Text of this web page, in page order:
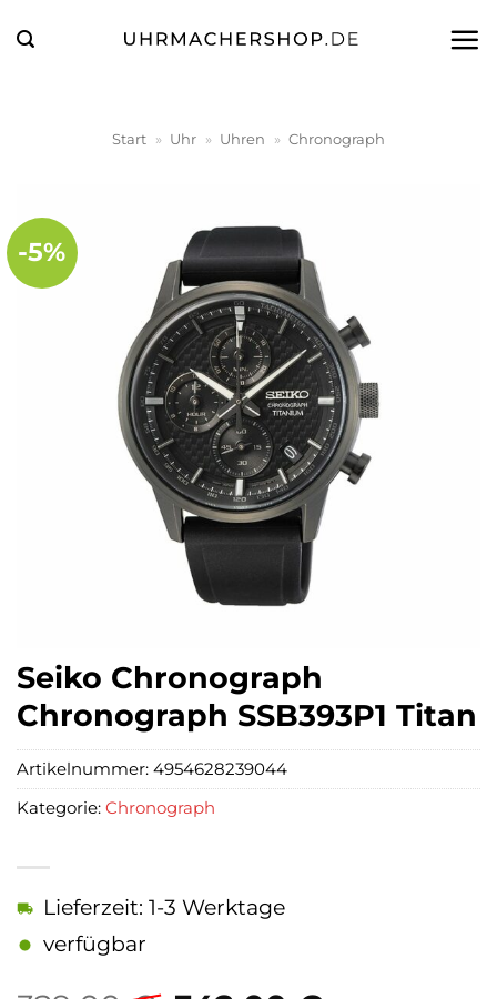
Inhalt
Start » Uhr » Uhren » Chronograph
-5%
Seiko Chronograph
Chronograph SSB393P1 Titan
Lieferzeit: 1-3 Werktage
verfügbar
Artikelnummer: 4954628239044
Kategorie: Chronograph